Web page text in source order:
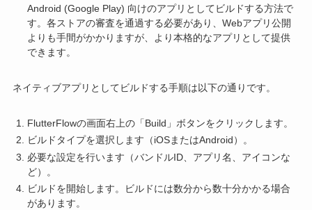
Android (Google Play) 向けのアプリとしてビルドする方法で
す。各ストアの審査を通過する必要があり、Webアプリ公開
よりも手間がかかりますが、より本格的なアプリとして提供
できます。
ネイティブアプリとしてビルドする手順は以下の通りです。
FlutterFlowの画面右上の「Build」ボタンをクリックします。
ビルドタイプを選択します（iOSまたはAndroid）。
必要な設定を行います（バンドルID、アプリ名、アイコンな
ど）。
ビルドを開始します。ビルドには数分から数十分かかる場合
があります。